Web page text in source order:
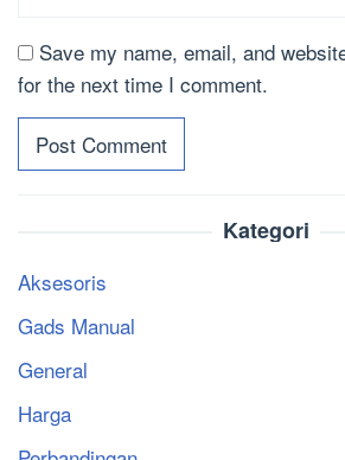
Save my name, email, and
for the next time I comment.
Kategori
Aksesoris
Gads Manual
General
Harga